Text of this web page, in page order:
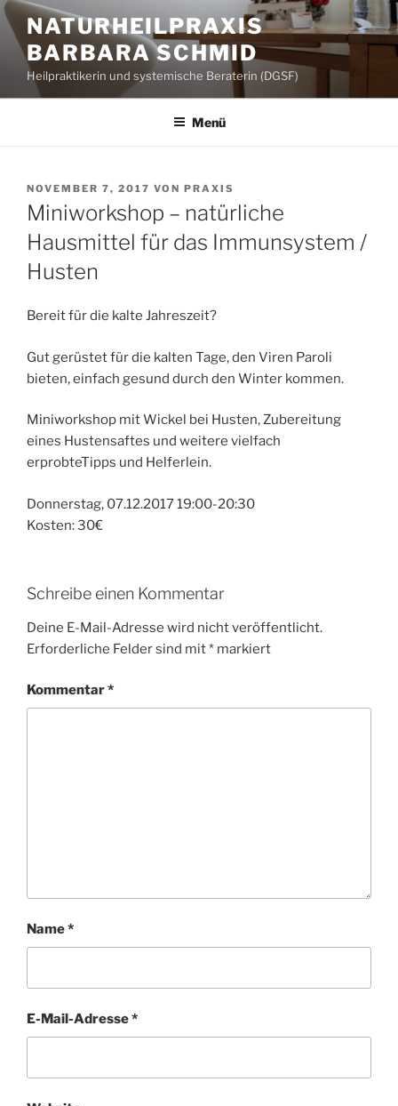
Zum
Inhalt
springen
NATURHEILPRAXIS
BARBARA SCHMID
Heilpraktikerin und systemische Beraterin (DGSF)
Menü
VERÖFFENTLICHT
AM
NOVEMBER 7, 2017 VON PRAXIS
Miniworkshop – natürliche
Hausmittel für das Immunsystem /
Husten
Bereit für die kalte Jahreszeit?
Gut gerüstet für die kalten Tage, den Viren Paroli
bieten, einfach gesund durch den Winter kommen.
Miniworkshop mit Wickel bei Husten, Zubereitung
eines Hustensaftes und weitere vielfach
erprobteTipps und Helferlein.
Donnerstag, 07.12.2017 19:00-20:30
Kosten: 30€
Schreibe einen Kommentar
Deine E-Mail-Adresse wird nicht veröffentlicht.
Erforderliche Felder sind mit* markiert
Kommentar*
Name*
E-Mail-Adresse*